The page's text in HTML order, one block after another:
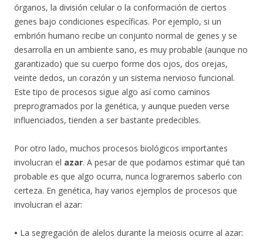
órganos, la división celular o la conformación de ciertos
genes bajo condiciones específicas. Por ejemplo, si un
embrión humano recibe un conjunto normal de genes y se
desarrolla en un ambiente sano, es muy probable (aunque no
garantizado) que su cuerpo forme dos ojos, dos orejas,
veinte dedos, un corazón y un sistema nervioso funcional.
Este tipo de procesos sigue algo así como caminos
preprogramados por la genética, y aunque pueden verse
influenciados, tienden a ser bastante predecibles.
Por otro lado, muchos procesos biológicos importantes
involucran el azar. A pesar de que podamos estimar qué tan
probable es que algo ocurra, nunca lograremos saberlo con
certeza. En genética, hay varios ejemplos de procesos que
involucran el azar:
• La segregación de alelos durante la meiosis ocurre al azar: